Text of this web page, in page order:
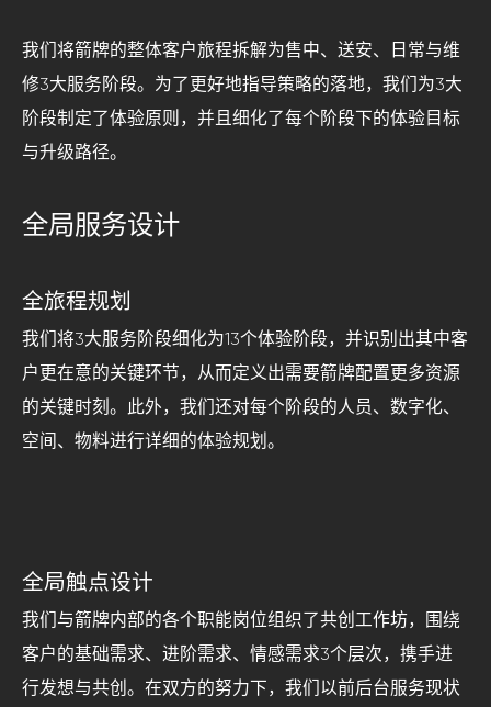
我们将箭牌的整体客户旅程拆解为售中、送安、日常与维
修3大服务阶段。为了更好地指导策略的落地，我们为3大
阶段制定了体验原则，并且细化了每个阶段下的体验目标
与升级路径。
全局服务设计
全旅程规划
我们将3大服务阶段细化为13个体验阶段，并识别出其中客
户更在意的关键环节，从而定义出需要箭牌配置更多资源
的关键时刻。此外，我们还对每个阶段的人员、数字化、
空间、物料进行详细的体验规划。
全局触点设计
我们与箭牌内部的各个职能岗位组织了共创工作坊，围绕
客户的基础需求、进阶需求、情感需求3个层次，携手进
行发想与共创。在双方的努力下，我们以前后台服务现状